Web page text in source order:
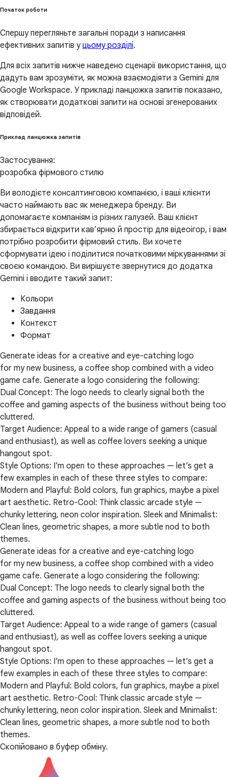
Початок роботи
Спершу перегляньте загальні поради з написання
ефективних запитів уцьому розділі.
Для всіх запитів нижче наведено сценарії використання, що
дадуть вам зрозуміти, як можна взаємодіяти з Gemini для
Google Workspace. У прикладі ланцюжка запитів показано,
як створювати додаткові запити на основі згенерованих
відповідей.
Приклад ланцюжка запитів
Застосування:
розробка фірмового стилю
Ви володієте консалтинговою компанією, і ваші клієнти
часто наймають вас як менеджера бренду. Ви
допомагаєте компаніям із різних галузей. Ваш клієнт
збирається відкрити кав’ярню й простір для відеоігор, і вам
потрібно розробити фірмовий стиль. Ви хочете
сформувати ідею і поділитися початковими міркуваннями зі
своєю командою. Ви вирішуєте звернутися до додатка
Gemini і вводите такий запит:
Кольори
Завдання
Контекст
Формат
Generate ideas for a creative and eye-catching logo
for my new business, a coffee shop combined with a video
game cafe. Generate a logo considering the following:
Dual Concept: The logo needs to clearly signal both the
coffee and gaming aspects of the business without being too
cluttered.
Target Audience: Appeal to a wide range of gamers (casual
and enthusiast), as well as coffee lovers seeking a unique
hangout spot.
Style Options: I’m open to these approaches — let’s get a
few examples in each of these three styles to compare:
Modern and Playful: Bold colors, fun graphics, maybe a pixel
art aesthetic. Retro-Cool: Think classic arcade style —
chunky lettering, neon color inspiration. Sleek and Minimalist:
Clean lines, geometric shapes, a more subtle nod to both
themes.
Generate ideas for a creative and eye-catching logo
for my new business, a coffee shop combined with a video
game cafe. Generate a logo considering the following:
Dual Concept: The logo needs to clearly signal both the
coffee and gaming aspects of the business without being too
cluttered.
Target Audience: Appeal to a wide range of gamers (casual
and enthusiast), as well as coffee lovers seeking a unique
hangout spot.
Style Options: I’m open to these approaches — let’s get a
few examples in each of these three styles to compare:
Modern and Playful: Bold colors, fun graphics, maybe a pixel
art aesthetic. Retro-Cool: Think classic arcade style —
chunky lettering, neon color inspiration. Sleek and Minimalist:
Clean lines, geometric shapes, a more subtle nod to both
themes.
Скопійовано в буфер обміну.